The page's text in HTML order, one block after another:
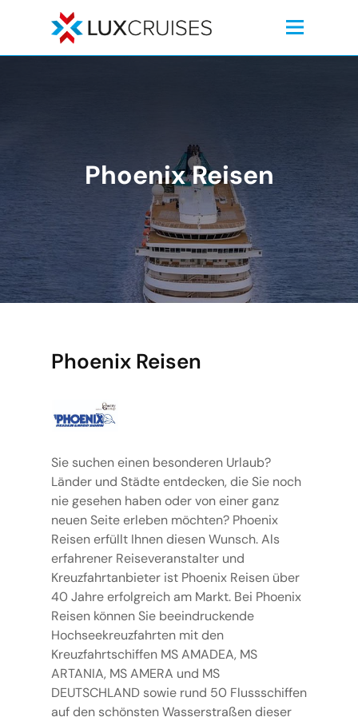
Phoenix Reisen
Phoenix Reisen
Sie suchen einen besonderen Urlaub?
Länder und Städte entdecken, die Sie noch
nie gesehen haben oder von einer ganz
neuen Seite erleben möchten? Phoenix
Reisen erfüllt Ihnen diesen Wunsch. Als
erfahrener Reiseveranstalter und
Kreuzfahrtanbieter ist Phoenix Reisen über
40 Jahre erfolgreich am Markt. Bei Phoenix
Reisen können Sie beeindruckende
Hochseekreuzfahrten mit den
Kreuzfahrtschiffen MS AMADEA, MS
ARTANIA, MS AMERA und MS
DEUTSCHLAND sowie rund 50 Flussschiffen
auf den schönsten Wasserstraßen dieser